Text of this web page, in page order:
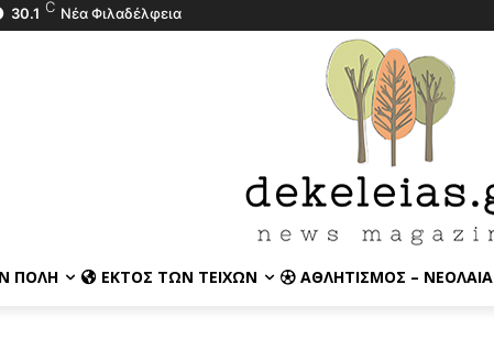
30.1 C Νέα Φιλαδέλφεια
ΠΌΛΗ ΕΚΤΌΣ ΤΩΝ ΤΕΙΧΏΝ ΑΘΛΗΤΙΣΜΌΣ – ΝΕΟΛΑΊΑ